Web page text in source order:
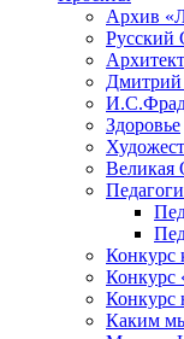
Архив
Русский
Здоровье
Великая
Конкурс
Конкурс
Конкурс
Каким